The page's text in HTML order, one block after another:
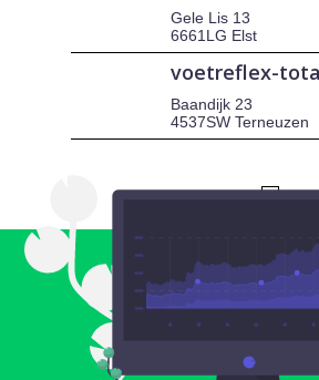
Gele Lis 13
6661LG Elst
voetreflex-
Baandijk 23
4537SW Terneuzen